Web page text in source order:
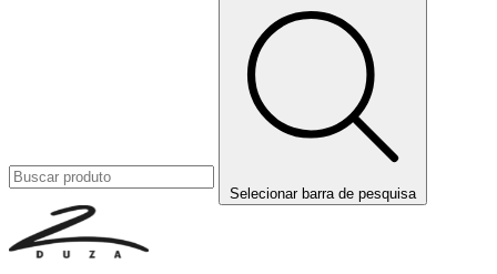
Selecionar barra de pesquisa